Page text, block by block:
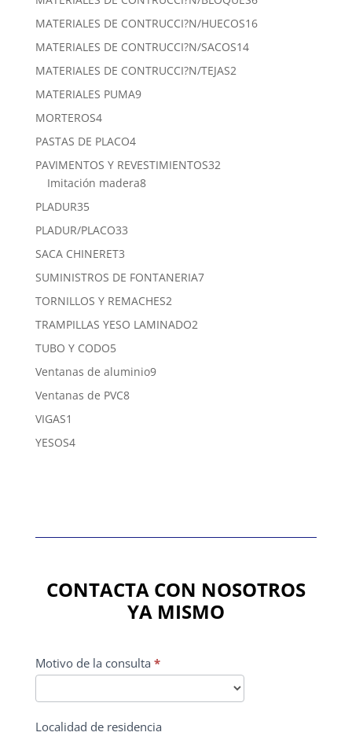
productos
MATERIALES DE CONTRUCCI?N/HUECOS1616
MATERIALES DE CONTRUCCI?N/SACOS1414
MATERIALES DE CONTRUCCI?N/TEJAS22
MATERIALES PUMA99
MORTEROS44
productos
PASTAS DE PLACO44
productos
PAVIMENTOS Y REVESTIMIENTOS3232
Imitación madera88
PLADUR3535
productos
PLADUR/PLACO3333
SACA CHINERET33
productos
SUMINISTROS DE FONTANERIA77
TORNILLOS Y REMACHES22
productos
TRAMPILLAS YESO LAMINADO22
TUBO Y CODO55
productos
Ventanas de aluminio99
Ventanas de PVC88
VIGAS1
producto
YESOS44
CONTACTA CON NOSOTROS
YA MISMO
CONTACTO
PRINCIPAL
Motivo de la consulta *
Localidad de residencia